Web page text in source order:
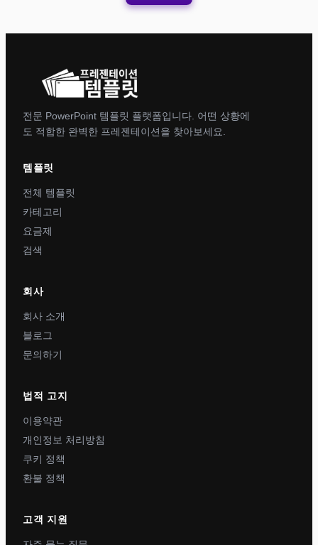
전문 PowerPoint 템플릿 플랫폼입니다. 어떤 상황에
도 적합한 완벽한 프레젠테이션을 찾아보세요.
템플릿
전체 템플릿
카테고리
요금제
검색
회사
회사 소개
블로그
문의하기
법적 고지
이용약관
개인정보 처리방침
쿠키 정책
환불 정책
고객 지원